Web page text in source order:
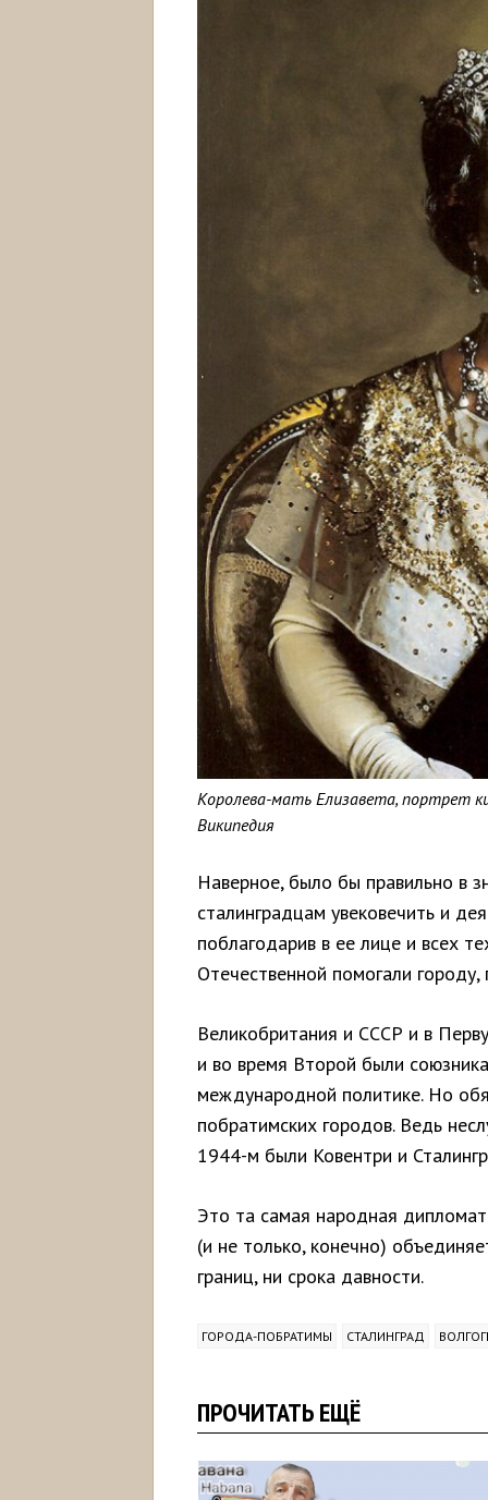
Королева-мать Елизавета, портрет
Википедия
Наверное, было бы правильно в
сталинградцам увековечить и
поблагодарив в ее лице и всех
Отечественной помогали
Великобритания и СССР и в
и во время Второй были
международной политике. Но
побратимских городов. Ведь
1944-м были Ковентри и
Это та самая народная
(и не только, конечно)
границ, ни срока давности.
ГОРОДА-ПОБРАТИМЫ СТАЛИНГРАД
ПРОЧИТАТЬ ЕЩЁ